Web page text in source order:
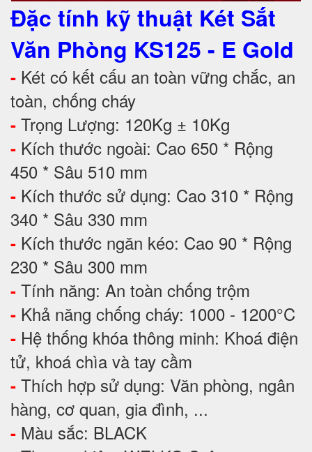
Đặc tính kỹ thuật Két Sắt
Văn Phòng KS125 - E Gold
- Két có kết cấu an toàn vững chắc, an
toàn, chống cháy
- Trọng Lượng: 120Kg ± 10Kg
- Kích thước ngoài: Cao 650 * Rộng
450 * Sâu 510 mm
- Kích thước sử dụng: Cao 310 * Rộng
340 * Sâu 330 mm
- Kích thước ngăn kéo: Cao 90 * Rộng
230 * Sâu 300 mm
- Tính năng: An toàn chống trộm
- Khả năng chống cháy: 1000 - 1200°C
- Hệ thống khóa thông minh: Khoá điện
tử, khoá chìa và tay cầm
- Thích hợp sử dụng: Văn phòng, ngân
hàng, cơ quan, gia đình, ...
- Màu sắc: BLACK